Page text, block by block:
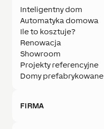
Inteligentny dom
Automatyka domowa
Ile to kosztuje?
Renowacja
Showroom
Projekty referencyjne
Domy prefabrykowane
FIRMA